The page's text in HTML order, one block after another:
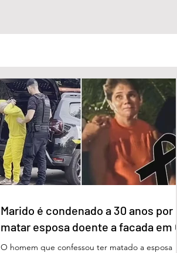
Marido é condenado a 30 anos por
matar esposa doente a facada em
O homem que confessou ter matado a esposa